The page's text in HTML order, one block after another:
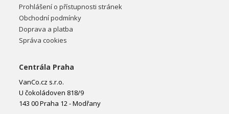
Prohlášení o přístupnosti stránek
Obchodní podmínky
Doprava a platba
Správa cookies
Centrála Praha
VanCo.cz s.r.o.
U čokoládoven 818/9
143 00 Praha 12 - Modřany